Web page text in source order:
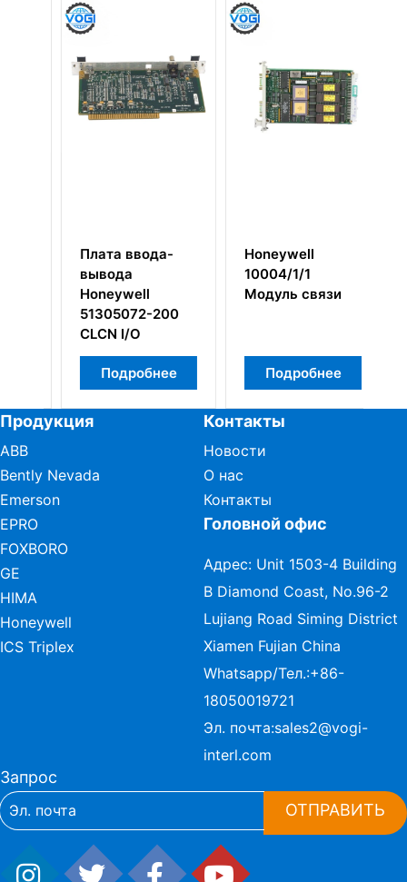
Плата ввода-
вывода
Honeywell
51305072-200
CLCN I/O
Подробнее
Honeywell
10004/1/1
Модуль связи
Подробнее
Продукция
ABB
Bently Nevada
Emerson
EPRO
FOXBORO
GE
HIMA
Honeywell
ICS Triplex
Контакты
Новости
О нас
Контакты
Головной офис
Адрес: Unit 1503-4 Building
B Diamond Coast, No.96-2
Lujiang Road Siming District
Xiamen Fujian China
Whatsapp/Тел.:+86-
18050019721
Эл. почта:sales2@vogi-
interl.com
Запрос
ОТПРАВИТЬ